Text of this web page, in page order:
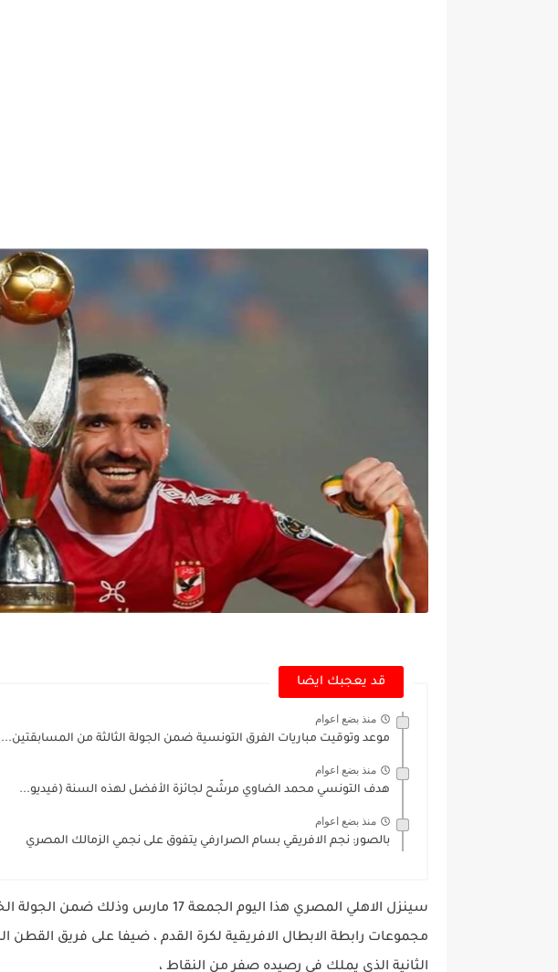
قد يعجبك ايضا
منذ بضع اعوام
موعد وتوقيت مباريات الفرق التونسية ضمن الجولة الثالثة من المسابقتين...
منذ بضع اعوام
هدف التونسي محمد الضاوي مرشّح لجائزة الأفضل لهذه السنة (فيديو...
منذ بضع اعوام
بالصور: نجم الافريقي بسام الصرارفي يتفوق على نجمي الزمالك المصري
سينزل الاهلي المصري هذا اليوم الجمعة 17
مجموعات رابطة الابطال الافريقية لكرة القدم ، ضيفا على فريق القطن
الثانية الذي يملك في رصيده صفر من النقاط ،